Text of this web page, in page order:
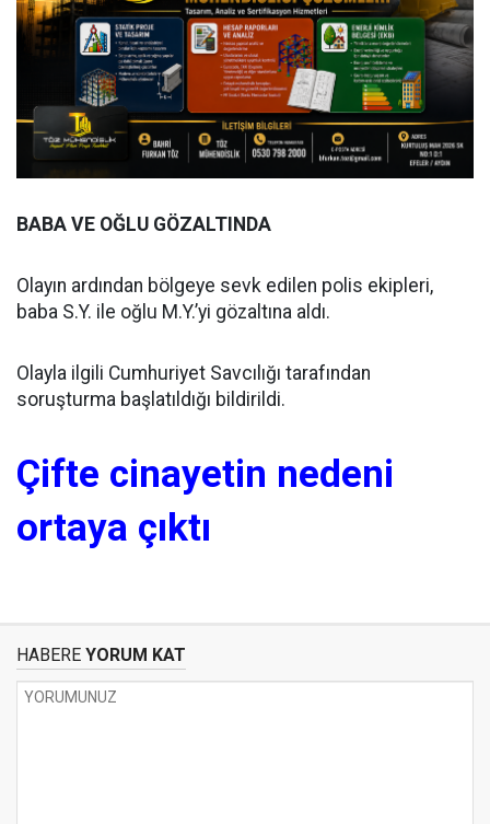
BABA VE OĞLU GÖZALTINDA
Olayın ardından bölgeye sevk edilen polis ekipleri,
baba S.Y. ile oğlu M.Y.’yi gözaltına aldı.
Olayla ilgili Cumhuriyet Savcılığı tarafından
soruşturma başlatıldığı bildirildi.
Çifte cinayetin nedeni
ortaya çıktı
HABERE YORUM KAT